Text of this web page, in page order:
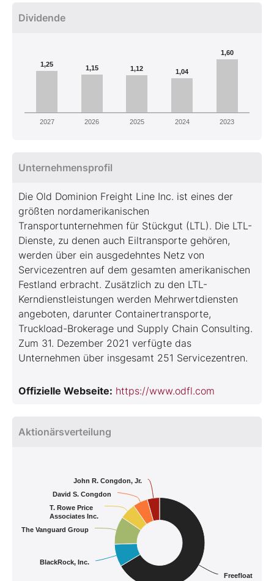
Dividende
1,25 1,15 1,12 1,04
1,60
2027 2026 2025 2024 2023
Unternehmensprofil
Die Old Dominion Freight Line Inc. ist eines der
größten nordamerikanischen
Transportunternehmen für Stückgut (LTL). Die LTL-
Dienste, zu denen auch Eiltransporte gehören,
werden über ein ausgedehntes Netz von
Servicezentren auf dem gesamten amerikanischen
Festland erbracht. Zusätzlich zu den LTL-
Kerndienstleistungen werden Mehrwertdiensten
angeboten, darunter Containertransporte,
Truckload-Brokerage und Supply Chain Consulting.
Zum 31. Dezember 2021 verfügte das
Unternehmen über insgesamt 251 Servicezentren.
Offizielle Webseite: https://www.odfl.com
Aktionärsverteilung
Freefloat
BlackRock, Inc.
The Vanguard Group
T. Rowe Price
Associates Inc.
David S. Congdon
John R. Congdon, Jr.